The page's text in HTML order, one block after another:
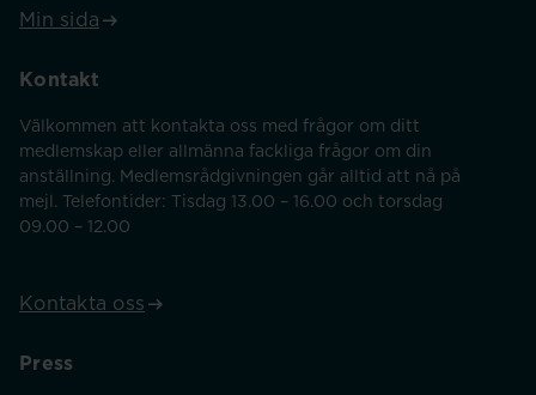
Min sida
Kontakt
Välkommen att kontakta oss med frågor om ditt
medlemskap eller allmänna fackliga frågor om din
anställning. Medlemsrådgivningen går alltid att nå på
mejl. Telefontider: Tisdag 13.00 – 16.00 och torsdag
09.00 – 12.00
Kontakta oss
Press